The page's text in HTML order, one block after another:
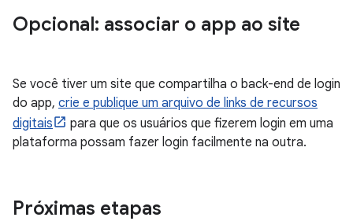
Opcional: associar o app ao site
Se você tiver um site que compartilha o back-end de login
do app, crie e publique um arquivo de links de recursos
digitais
para que os usuários que fizerem login em uma
plataforma possam fazer login facilmente na outra.
Próximas etapas